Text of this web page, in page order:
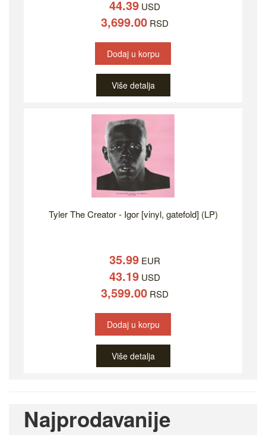
44.39USD
3,699.00RSD
Dodaj u korpu
Više detalja
Tyler The Creator - Igor [vinyl, gatefold] (LP)
35.99EUR
43.19USD
3,599.00RSD
Dodaj u korpu
Više detalja
Najprodavanije